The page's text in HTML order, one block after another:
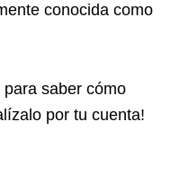
conocida como
para saber cómo
por tu cuenta!